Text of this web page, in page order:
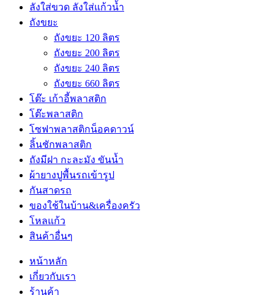
ลังใส่ขวด ลังใส่แก้วน้ำ
ถังขยะ
ถังขยะ 120 ลิตร
ถังขยะ 200 ลิตร
ถังขยะ 240 ลิตร
ถังขยะ 660 ลิตร
โต๊ะ เก้าอี้พลาสติก
โต๊ะพลาสติก
โซฟาพลาสติกน็อคดาวน์
ลิ้นชักพลาสติก
ถังมีฝา กะละมัง ขันน้ำ
ผ้ายางปูพื้นรถเข้ารูป
กันสาดรถ
ของใช้ในบ้าน&เครื่องครัว
โหลแก้ว
สินค้าอื่นๆ
หน้าหลัก
เกี่ยวกับเรา
ร้านค้า